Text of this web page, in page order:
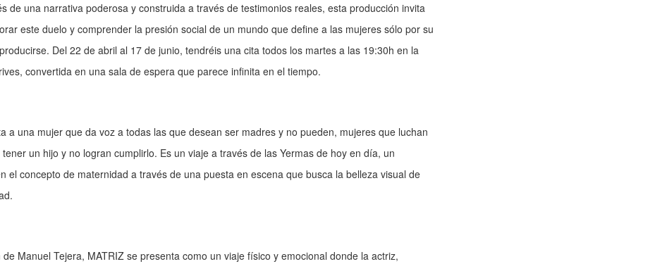
de una narrativa poderosa y construida a través de testimonios reales, esta producción invita
este duelo y comprender la presión social de un mundo que define a las mujeres sólo por su
Del 22 de abril al 17 de junio, tendréis una cita todos los martes a las 19:30h en la
convertida en una sala de espera que parece infinita en el tiempo.
a una mujer que da voz a todas las que desean ser madres y no pueden, mujeres que luchan
un hijo y no logran cumplirlo. Es un viaje a través de las Yermas de hoy en día, un
el concepto de maternidad a través de una puesta en escena que busca la belleza visual de
de Manuel Tejera, MATRIZ se presenta como un viaje físico y emocional donde la actriz,